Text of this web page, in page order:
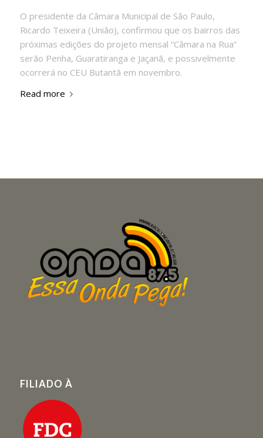
O presidente da Câmara Municipal de São Paulo,
Ricardo Teixeira (União), confirmou que os bairros das
próximas edições do projeto mensal “Câmara na Rua”
serão Penha, Guaratiranga e Jaçanã, e possivelmente
ocorrerá no CEU Butantã em novembro.
Read more
FILIADO À